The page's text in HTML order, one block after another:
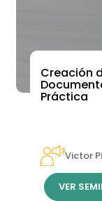
Creación
Práctica
Victor
VER